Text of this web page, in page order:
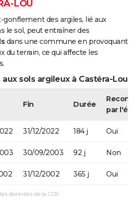
LOU
des argiles, lié aux
le sol, peut entraîner des
dans une commune en provoquant
du terrain, ce qui affecte les
sols argileux à Castéra-Lou
Fin Durée
par
31/12/2022 184 j Oui
30/09/2003 92 j Non
31/12/2002 365 j Oui
données de la CCR